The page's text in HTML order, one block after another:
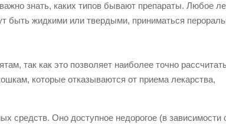
знать, каких типов бывают препараты. Любое
быть жидкими или твердыми, приниматься
так как это позволяет наиболее точно
которые отказываются от приема лекарства,
средств. Оно доступное недорогое (в зависимости